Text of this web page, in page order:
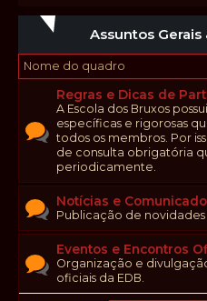
Assuntos
Nome do quadro
Regras e Dicas de
A Escola dos Bruxos
específicas e rigorosas
todos os membros. Por
de consulta obrigatória
periodicamente.
Notícias e
Publicação de
Eventos e Encontros
Organização e
oficiais da EDB.